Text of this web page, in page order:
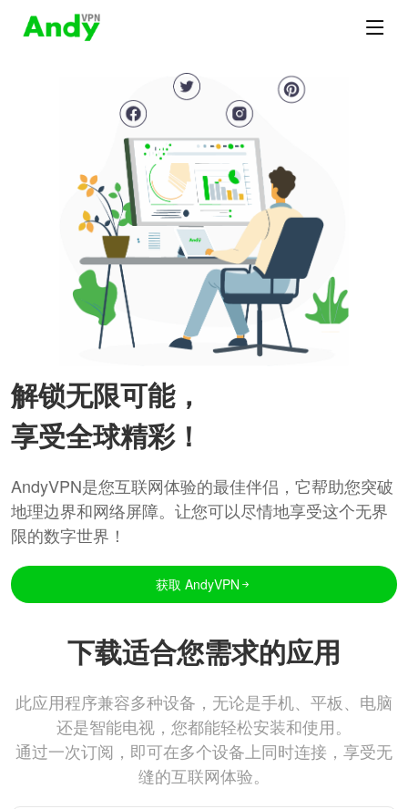
解锁无限可能，
享受全球精彩！
AndyVPN是您互联网体验的最佳伴侣，它帮助您突破
地理边界和网络屏障。让您可以尽情地享受这个无界
限的数字世界！
获取 AndyVPN
下载适合您需求的应用
此应用程序兼容多种设备，无论是手机、平板、电脑
还是智能电视，您都能轻松安装和使用。
通过一次订阅，即可在多个设备上同时连接，享受无
缝的互联网体验。